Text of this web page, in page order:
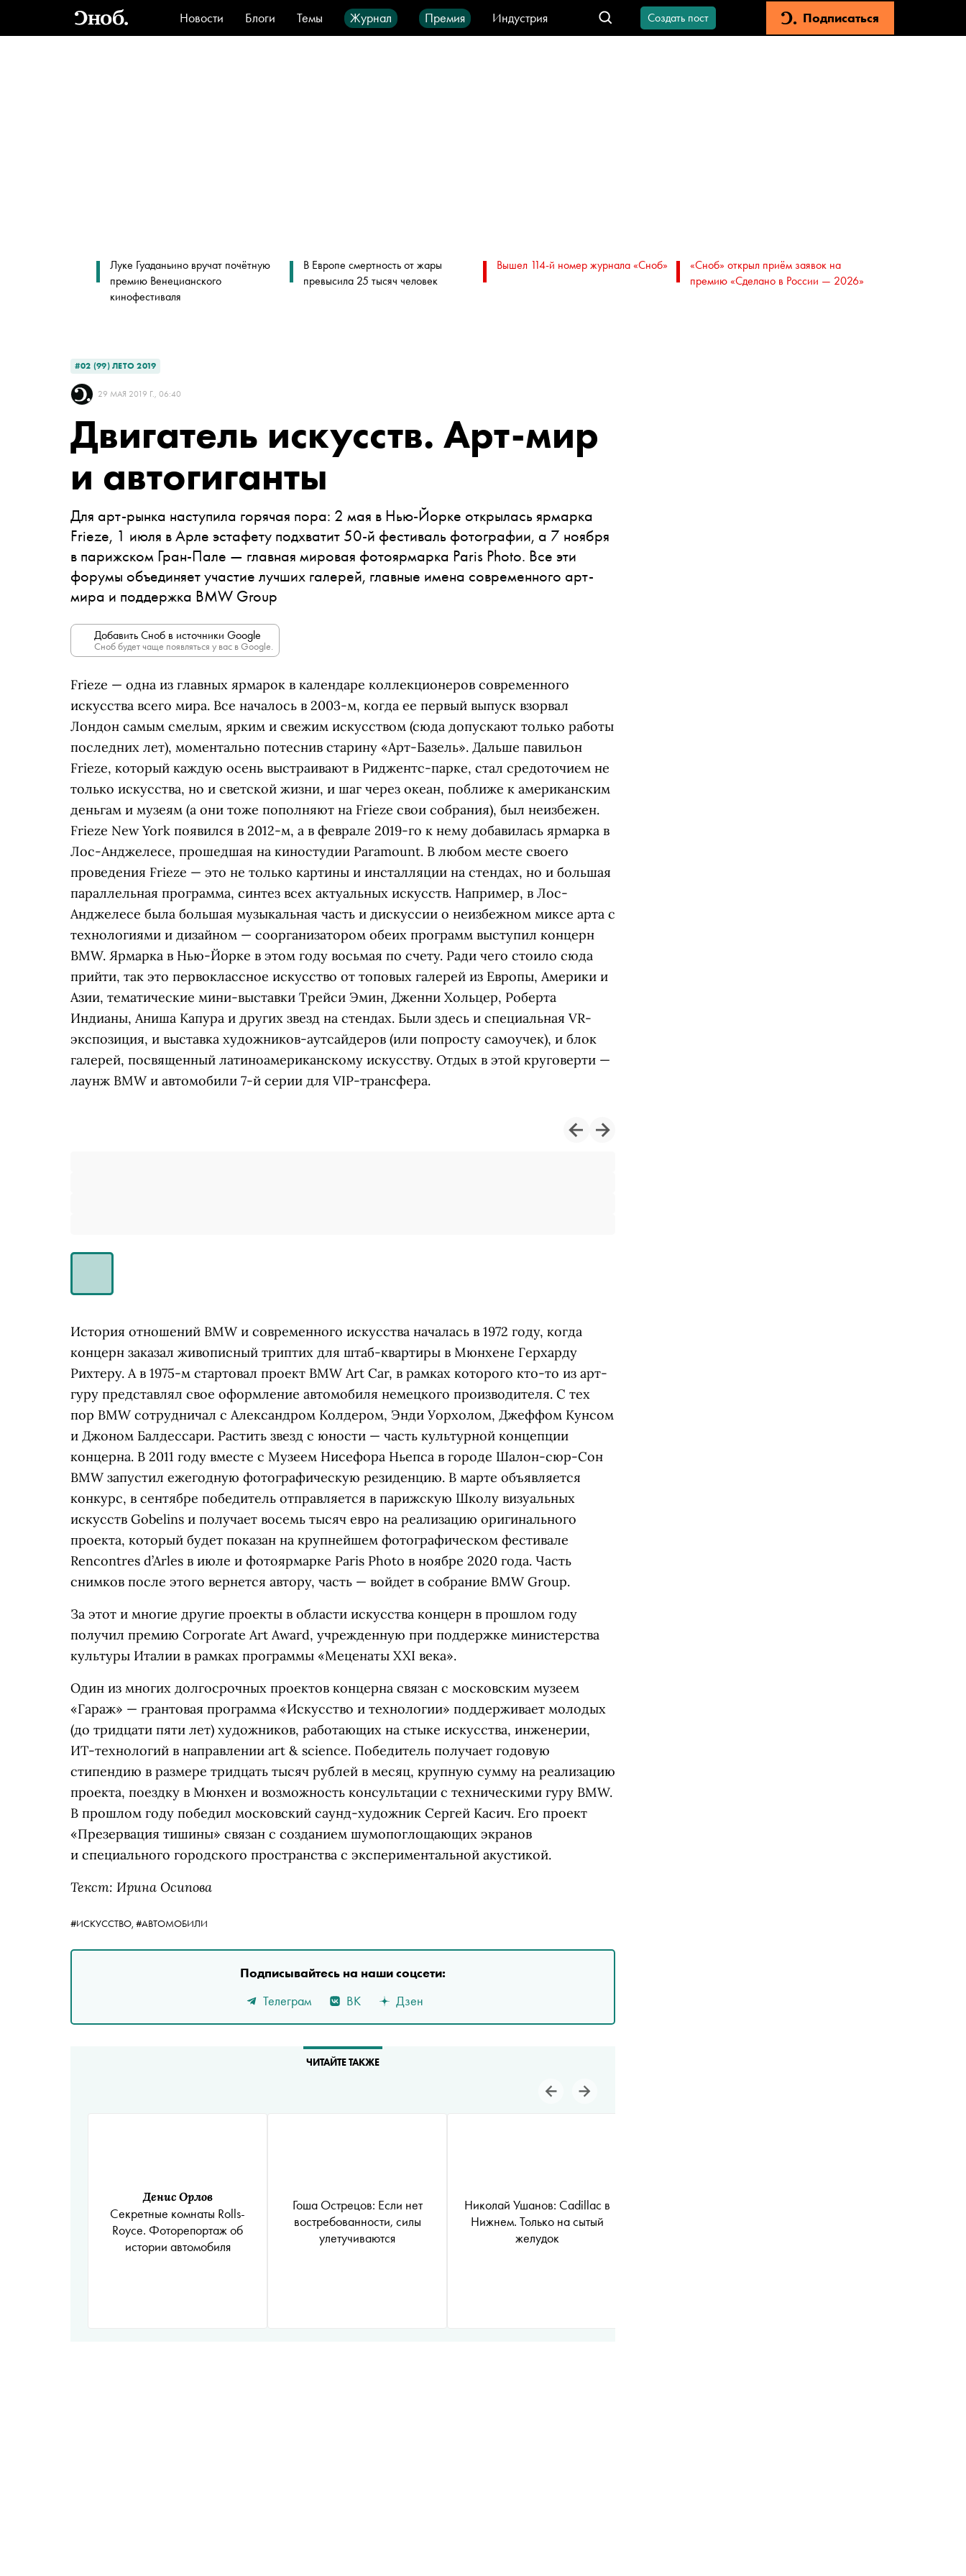
Новости Блоги Темы Журнал Премия
Индустрия
Стиль
Видео Город IT-продукты
Создать пост Подписаться
Луке Гуаданьино вручат почётную
премию Венецианского
кинофестиваля
В Европе смертность от жары
превысила 25 тысяч человек
Вышел 114-й номер журнала «Сноб»
«Сноб» открыл приём заявок на
премию «Сделано в России — 2026»
#02 (99) ЛЕТО 2019
29 МАЯ 2019 Г., 06:40
Двигатель искусств. Арт-мир
и автогиганты
Для арт-рынка наступила горячая пора: 2 мая в Нью-Йорке открылась ярмарка
Frieze, 1 июля в Арле эстафету подхватит 50-й фестиваль фотографии, а 7 ноября
в парижском Гран-Пале — главная мировая фотоярмарка Paris Photo. Все эти
форумы объединяет участие лучших галерей, главные имена современного арт-
мира и поддержка BMW Group
Добавить Сноб в источники Google
Сноб будет чаще появляться у вас в Google.
Frieze — одна из главных ярмарок в календаре коллекционеров современного
искусства всего мира. Все началось в 2003-м, когда ее первый выпуск взорвал
Лондон самым смелым, ярким и свежим искусством (сюда допускают только работы
последних лет), моментально потеснив старину «Арт-Базель». Дальше павильон
Frieze, который каждую осень выстраивают в Риджентс-парке, стал средоточием не
только искусства, но и светской жизни, и шаг через океан, поближе к американским
деньгам и музеям (а они тоже пополняют на Frieze свои собрания), был неизбежен.
Frieze New York появился в 2012-м, а в феврале 2019-го к нему добавилась ярмарка в
Лос-Анджелесе, прошедшая на киностудии Paramount. В любом месте своего
проведения Frieze — это не только картины и инсталляции на стендах, но и большая
параллельная программа, синтез всех актуальных искусств. Например, в Лос-
Анджелесе была большая музыкальная часть и дискуссии о неизбежном миксе арта с
технологиями и дизайном — соорганизатором обеих программ выступил концерн
BMW. Ярмарка в Нью-Йорке в этом году восьмая по счету. Ради чего стоило сюда
прийти, так это первоклассное искусство от топовых галерей из Европы, Америки и
Азии, тематические мини-выставки Трейси Эмин, Дженни Хольцер, Роберта
Индианы, Аниша Капура и других звезд на стендах. Были здесь и специальная VR-
экспозиция, и выставка художников-аутсайдеров (или попросту самоучек), и блок
галерей, посвященный латиноамериканскому искусству. Отдых в этой круговерти —
лаунж BMW и автомобили 7-й серии для VIP-трансфера.
История отношений BMW и современного искусства началась в 1972 году, когда
концерн заказал живописный триптих для штаб-квартиры в Мюнхене Герхарду
Рихтеру. А в 1975-м стартовал проект BMW Art Car, в рамках которого кто-то из арт-
гуру представлял свое оформление автомобиля немецкого производителя. С тех
пор BMW сотрудничал с Александром Колдером, Энди Уорхолом, Джеффом Кунсом
и Джоном Балдессари. Растить звезд с юности — часть культурной концепции
концерна. В 2011 году вместе с Музеем Нисефора Ньепса в городе Шалон-сюр-Сон
BMW запустил ежегодную фотографическую резиденцию. В марте объявляется
конкурс, в сентябре победитель отправляется в парижскую Школу визуальных
искусств Gobelins и получает восемь тысяч евро на реализацию оригинального
проекта, который будет показан на крупнейшем фотографическом фестивале
Rencontres d’Arles в июле и фотоярмарке Paris Photo в ноябре 2020 года. Часть
снимков после этого вернется автору, часть — войдет в собрание BMW Group.
За этот и многие другие проекты в области искусства концерн в прошлом году
получил премию Corporate Art Award, учрежденную при поддержке министерства
культуры Италии в рамках программы «Меценаты XXI века».
Один из многих долгосрочных проектов концерна связан с московским музеем
«Гараж» — грантовая программа «Искусство и технологии» поддерживает молодых
(до тридцати пяти лет) художников, работающих на стыке искусства, инженерии,
ИТ-технологий в направлении art & science. Победитель получает годовую
стипендию в размере тридцать тысяч рублей в месяц, крупную сумму на реализацию
проекта, поездку в Мюнхен и возможность консультации с техническими гуру BMW.
В прошлом году победил московский саунд-художник Сергей Касич. Его проект
«Презервация тишины» связан с созданием шумопоглощающих экранов
и специального городского пространства с экспериментальной акустикой.
Текст: Ирина Осипова
#ИСКУССТВО, #АВТОМОБИЛИ
Подписывайтесь на наши соцсети:
Телеграм
ВК Дзен
ЧИТАЙТЕ ТАКЖЕ
Денис Орлов
Секретные комнаты Rolls-
Royce. Фоторепортаж об
истории автомобиля
Гоша Острецов: Если нет
востребованности, силы
улетучиваются
Николай Ушанов: Cadillac в
Нижнем. Только на сытый
желудок